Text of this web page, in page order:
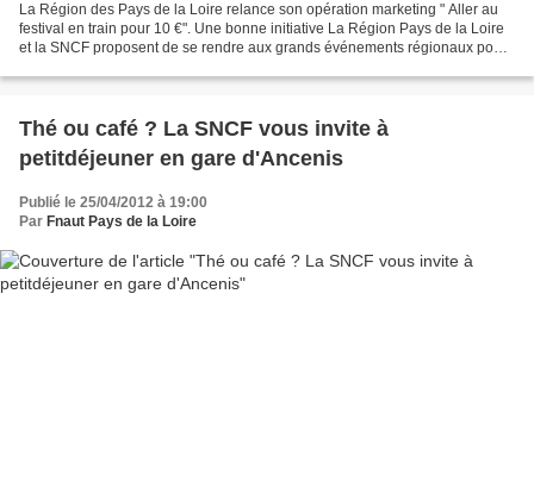
La Région des Pays de la Loire relance son opération marketing " Aller au
festival en train pour 10 €". Une bonne initiative La Région Pays de la Loire
et la SNCF proposent de se rendre aux grands événements régionaux pour
Thé ou café ? La SNCF vous invite à
petitdéjeuner en gare d'Ancenis
Publié le 25/04/2012 à 19:00
Par Fnaut Pays de la Loire